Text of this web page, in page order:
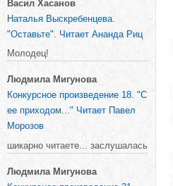
Васил Хасанов
Наталья Выскребенцева.
"Оставьте". Читает Ананда Риц
Молодец!
Людмила Мигунова
Конкурсное произведение 18. "С
ее приходом..." Читает Павел
Морозов
шикарно читаете... заслушалась
Людмила Мигунова